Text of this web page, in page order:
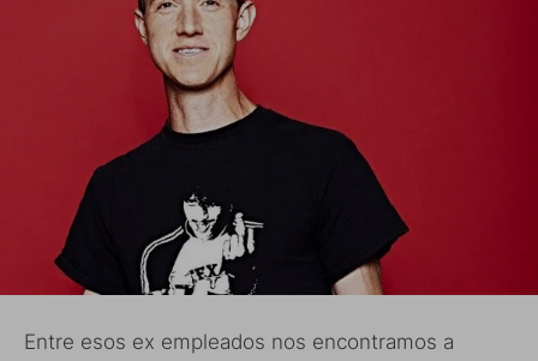
Entre esos ex empleados nos encontramos a